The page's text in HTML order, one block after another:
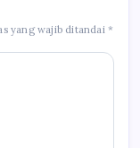
yang wajib ditandai*